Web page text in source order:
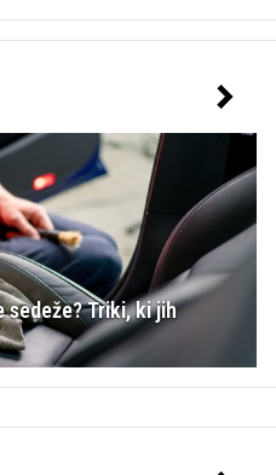
Triki, ki jih